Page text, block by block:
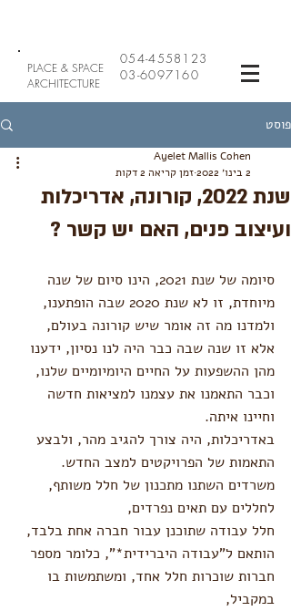
PLACE & SPACE
ARCHITECTURE
054-4558123
03-6097160
פוסט
שנת 2022, קורונה, אדריכלות
ועיצוב פנים, האם יש קשר ?
Ayelet Mallis Cohen
2 בינו׳ 2022
זמן קריאה 2 דקות
סיומה של שנת 2021, הינו סיום של שנה
מיוחדת, זו לא שנת 2020 שבה הופתענו,
ולמדנו מה זה אומר שיש קורונה בעולם,
אלא זו שנה שבה כבר היה לנו נסיון, ידענו
מהן ההשפעות על החיים היומיומיים שלנו,
וכבר התאמנו את עצמנו למציאות חדשה
וחיינו איתה.
באדריכלות, היה צורך להגיב מהר, ולבצע
התאמות של הפרויקטים למצב החדש.
משרדים השתנו מתכנון של חלל משותף,
לחללים עם תאים נפרדים,
חלל עבודה שתוכנן עבור חברה אחת בלבד,
הותאם ל"עבודה היברידית*", כלומר מספר
חברות שוכרות חלל אחד, ומשתמשות בו
במקביל,